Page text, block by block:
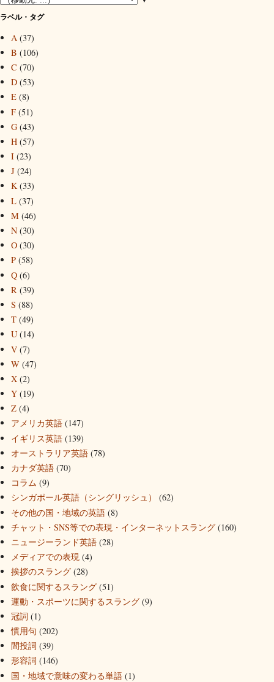
ラベル・タグ
A (37)
B (106)
C (70)
D (53)
E (8)
F (51)
G (43)
H (57)
I (23)
J (24)
K (33)
L (37)
M (46)
N (30)
O (30)
P (58)
Q (6)
R (39)
S (88)
T (49)
U (14)
V (7)
W (47)
X (2)
Y (19)
Z (4)
アメリカ英語 (147)
イギリス英語 (139)
オーストラリア英語 (78)
カナダ英語 (70)
コラム (9)
シンガポール英語（シングリッシュ）
(62)
その他の国・地域の英語 (8)
チャット・SNS等での表現・インターネットスラング (160)
ニュージーランド英語 (28)
メディアでの表現 (4)
挨拶のスラング (28)
飲食に関するスラング (51)
運動・スポーツに関するスラング (9)
冠詞 (1)
慣用句 (202)
間投詞 (39)
形容詞 (146)
国・地域で意味の変わる単語 (1)